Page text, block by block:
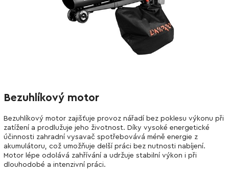
Bezuhlíkový motor
Bezuhlíkový motor zajišťuje provoz nářadí bez poklesu výkonu při
zatížení a prodlužuje jeho životnost. Díky vysoké energetické
účinnosti zahradní vysavač spotřebovává méně energie z
akumulátoru, což umožňuje delší práci bez nutnosti nabíjení.
Motor lépe odolává zahřívání a udržuje stabilní výkon i při
dlouhodobé a intenzivní práci.